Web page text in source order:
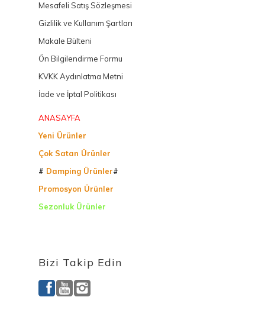
Mesafeli Satış Sözleşmesi
Gizlilik ve Kullanım Şartları
Makale Bülteni
Ön Bilgilendirme Formu
KVKK Aydınlatma Metni
İade ve İptal Politikası
ANASAYFA
Yeni Ürünler
Çok Satan Ürünler
# Damping Ürünler#
Promosyon Ürünler
Sezonluk Ürünler
Bizi Takip Edin